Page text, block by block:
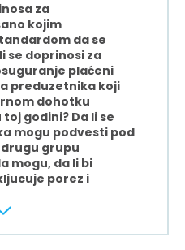
za
kojim
da se
se doprinosi za
plaćeni
preduzetnika koji
dohotku
godini? Da li se
mogu podvesti pod
grupu
mogu, da li bi
porez i